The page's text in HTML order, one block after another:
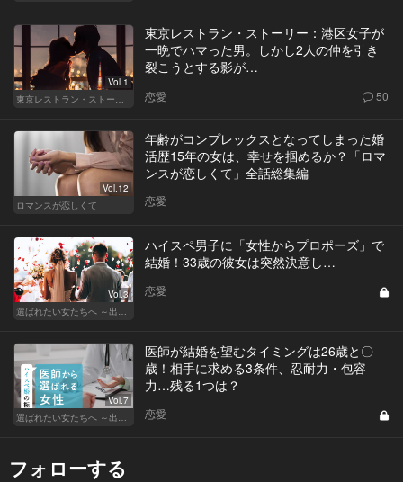
Vol.1
東京レストラン・ストーリー：港区女子が
一晩でハマった男。しかし2人の仲を引き
裂こうとする影が…
恋愛 50
Vol.12
ロマンスが恋しくて
年齢がコンプレックスとなってしまった婚
活歴15年の女は、幸せを掴めるか？「ロマ
ンスが恋しくて」全話総集編
恋愛
Vol.3
ハイスペ男子に「女性からプロポーズ」で
結婚！33歳の彼女は突然決意し…
恋愛
Vol.7
医師が結婚を望むタイミングは26歳と〇
歳！相手に求める3条件、忍耐力・包容
力…残る1つは？
恋愛
フォローする